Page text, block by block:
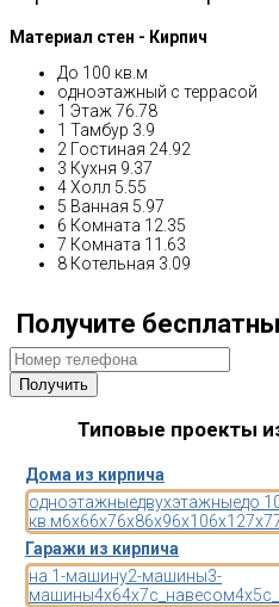
Материал стен - Кирпич
До 100 кв.м
одноэтажный с террасой
1 Этаж 76.78
1 Тамбур 3.9
2 Гостиная 24.92
3 Кухня 9.37
4 Холл 5.55
5 Ванная 5.97
6 Комната 12.35
7 Комната 11.63
8 Котельная 3.09
Получите
Типовые проекты
Дома из кирпича
одноэтажныедвухэтажныедо
кв.м6x66x76x86x96x106x127x7
Гаражи из кирпича
на 1-машину2-машины3-
машины4x64x7с_навесом4x5